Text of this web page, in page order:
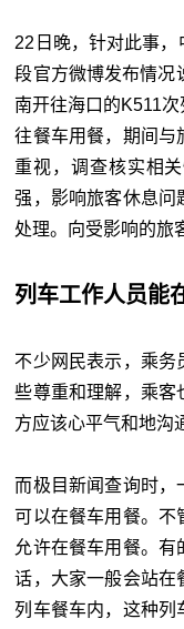
22日晚，针对此事
段官方微博发布情况
南开往海口的K511
往餐车用餐，期间与
重视，调查核实相
强，影响旅客休息问
处理。向受影响的旅
列车工作人员能
不少网民表示，乘务
些尊重和理解，乘客
方应该心平气和地沟
而极目新闻查询时，
可以在餐车用餐。不
允许在餐车用餐。
话，大家一般会站在
列车餐车内，这种列